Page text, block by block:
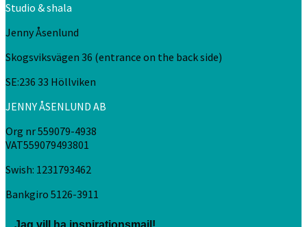
Studio & shala
Jenny Åsenlund
Skogsviksvägen 36 (entrance on the back side)
SE:236 33 Höllviken
JENNY ÅSENLUND AB
Org nr 559079-4938
VAT559079493801
Swish: 1231793462
Bankgiro 5126-3911